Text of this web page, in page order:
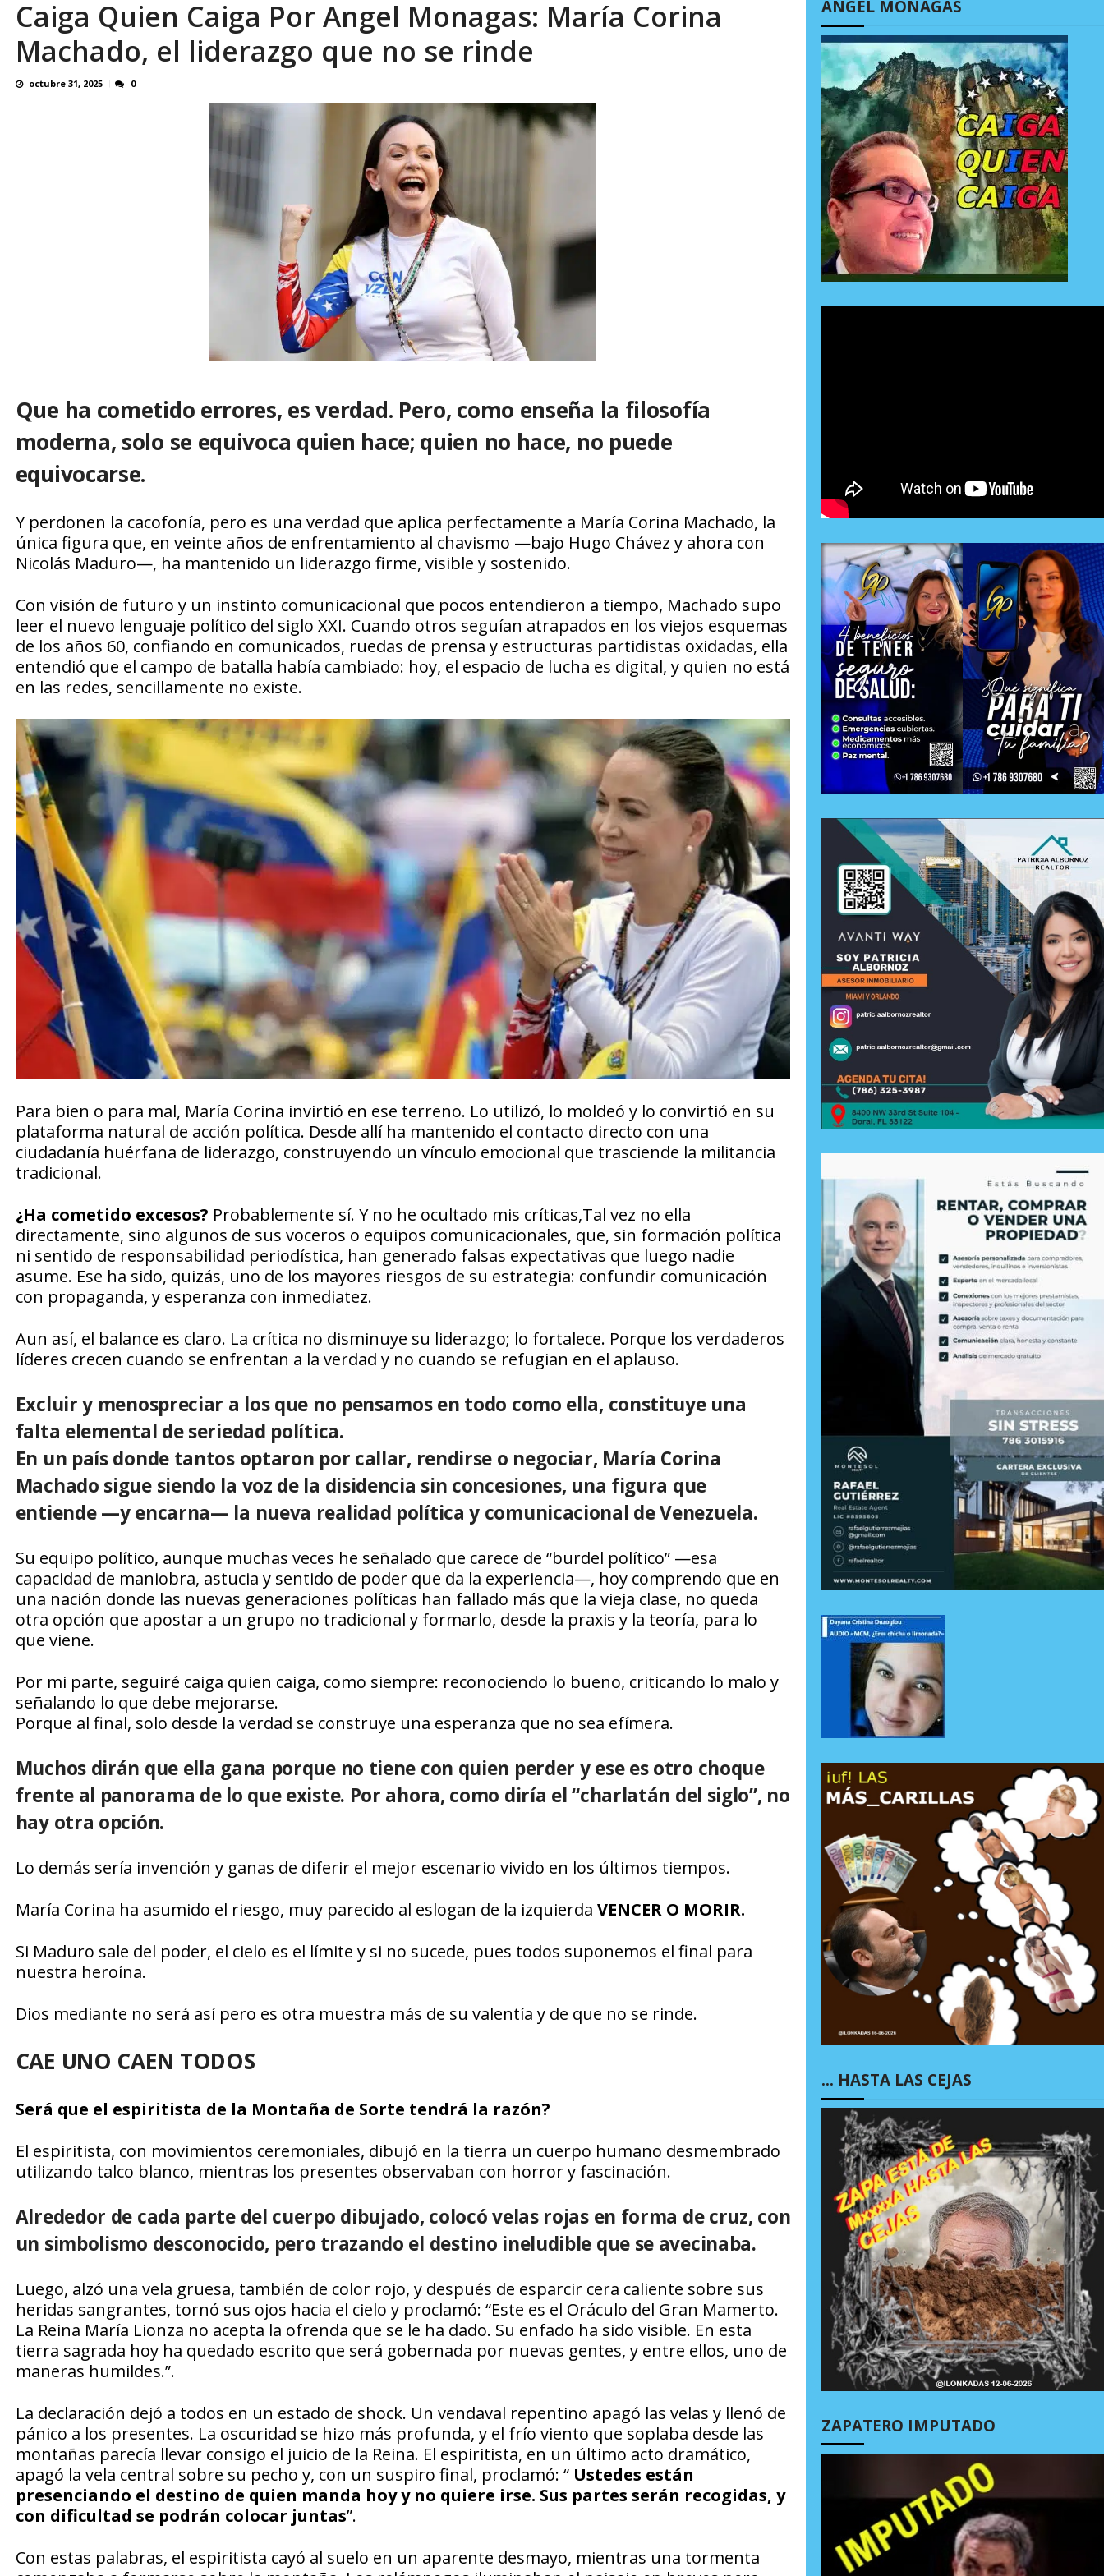
En 8 meses «876 horas de apagones» El desbastador costo del colapso eléctrico en... AGOSTO 7, 2026
Caiga Quien Caiga Por Angel Monagas: María Corina
Machado, el liderazgo que no se rinde
octubre 31, 2025 0
Que ha cometido errores, es verdad. Pero, como enseña la filosofía
moderna, solo se equivoca quien hace; quien no hace, no puede
equivocarse.
Y perdonen la cacofonía, pero es una verdad que aplica perfectamente a María Corina Machado, la
única figura que, en veinte años de enfrentamiento al chavismo —bajo Hugo Chávez y ahora con
Nicolás Maduro—, ha mantenido un liderazgo firme, visible y sostenido.
Con visión de futuro y un instinto comunicacional que pocos entendieron a tiempo, Machado supo
leer el nuevo lenguaje político del siglo XXI. Cuando otros seguían atrapados en los viejos esquemas
de los años 60, confiando en comunicados, ruedas de prensa y estructuras partidistas oxidadas, ella
entendió que el campo de batalla había cambiado: hoy, el espacio de lucha es digital, y quien no está
en las redes, sencillamente no existe.
Para bien o para mal, María Corina invirtió en ese terreno. Lo utilizó, lo moldeó y lo convirtió en su
plataforma natural de acción política. Desde allí ha mantenido el contacto directo con una
ciudadanía huérfana de liderazgo, construyendo un vínculo emocional que trasciende la militancia
tradicional.
¿Ha cometido excesos? Probablemente sí. Y no he ocultado mis críticas,Tal vez no ella
directamente, sino algunos de sus voceros o equipos comunicacionales, que, sin formación política
ni sentido de responsabilidad periodística, han generado falsas expectativas que luego nadie
asume. Ese ha sido, quizás, uno de los mayores riesgos de su estrategia: confundir comunicación
con propaganda, y esperanza con inmediatez.
Aun así, el balance es claro. La crítica no disminuye su liderazgo; lo fortalece. Porque los verdaderos
líderes crecen cuando se enfrentan a la verdad y no cuando se refugian en el aplauso.
Excluir y menospreciar a los que no pensamos en todo como ella, constituye una
falta elemental de seriedad política.
En un país donde tantos optaron por callar, rendirse o negociar, María Corina
Machado sigue siendo la voz de la disidencia sin concesiones, una figura que
entiende —y encarna— la nueva realidad política y comunicacional de Venezuela.
Su equipo político, aunque muchas veces he señalado que carece de “burdel político” —esa
capacidad de maniobra, astucia y sentido de poder que da la experiencia—, hoy comprendo que en
una nación donde las nuevas generaciones políticas han fallado más que la vieja clase, no queda
otra opción que apostar a un grupo no tradicional y formarlo, desde la praxis y la teoría, para lo
que viene.
Por mi parte, seguiré caiga quien caiga, como siempre: reconociendo lo bueno, criticando lo malo y
señalando lo que debe mejorarse.
Porque al final, solo desde la verdad se construye una esperanza que no sea efímera.
Muchos dirán que ella gana porque no tiene con quien perder y ese es otro choque
frente al panorama de lo que existe. Por ahora, como diría el “charlatán del siglo”, no
hay otra opción.
Lo demás sería invención y ganas de diferir el mejor escenario vivido en los últimos tiempos.
María Corina ha asumido el riesgo, muy parecido al eslogan de la izquierda VENCER O MORIR.
Si Maduro sale del poder, el cielo es el límite y si no sucede, pues todos suponemos el final para
nuestra heroína.
Dios mediante no será así pero es otra muestra más de su valentía y de que no se rinde.
CAE UNO CAEN TODOS
Será que el espiritista de la Montaña de Sorte tendrá la razón?
El espiritista, con movimientos ceremoniales, dibujó en la tierra un cuerpo humano desmembrado
utilizando talco blanco, mientras los presentes observaban con horror y fascinación.
Alrededor de cada parte del cuerpo dibujado, colocó velas rojas en forma de cruz, con
un simbolismo desconocido, pero trazando el destino ineludible que se avecinaba.
Luego, alzó una vela gruesa, también de color rojo, y después de esparcir cera caliente sobre sus
heridas sangrantes, tornó sus ojos hacia el cielo y proclamó: “Este es el Oráculo del Gran Mamerto.
La Reina María Lionza no acepta la ofrenda que se le ha dado. Su enfado ha sido visible. En esta
tierra sagrada hoy ha quedado escrito que será gobernada por nuevas gentes, y entre ellos, uno de
maneras humildes.”.
La declaración dejó a todos en un estado de shock. Un vendaval repentino apagó las velas y llenó de
pánico a los presentes. La oscuridad se hizo más profunda, y el frío viento que soplaba desde las
montañas parecía llevar consigo el juicio de la Reina. El espiritista, en un último acto dramático,
apagó la vela central sobre su pecho y, con un suspiro final, proclamó: “ Ustedes están
presenciando el destino de quien manda hoy y no quiere irse. Sus partes serán recogidas, y
con dificultad se podrán colocar juntas”.
Con estas palabras, el espiritista cayó al suelo en un aparente desmayo, mientras una tormenta
ÁNGEL MONAGAS
… HASTA LAS CEJAS
ZAPATERO IMPUTADO